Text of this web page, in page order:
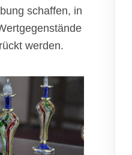
schaffen, in
werden.